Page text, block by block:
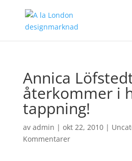
Annica
återkommer i
tappning!
av admin | okt 22, 2010|
Kommentarer